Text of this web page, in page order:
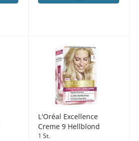
L'Oréal Excellence
Creme 9 Hellblond
1 St.